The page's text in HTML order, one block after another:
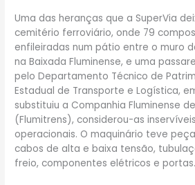
Uma das heranças que a SuperVia
cemitério ferroviário, onde 79
enfileiradas num pátio entre o muro
na Baixada Fluminense, e uma
pelo Departamento Técnico de
Estadual de Transporte e Logística,
substituiu a Companhia Fluminense
(Flumitrens), considerou-as
operacionais. O maquinário teve
cabos de alta e baixa tensão,
freio, componentes elétricos e portas.